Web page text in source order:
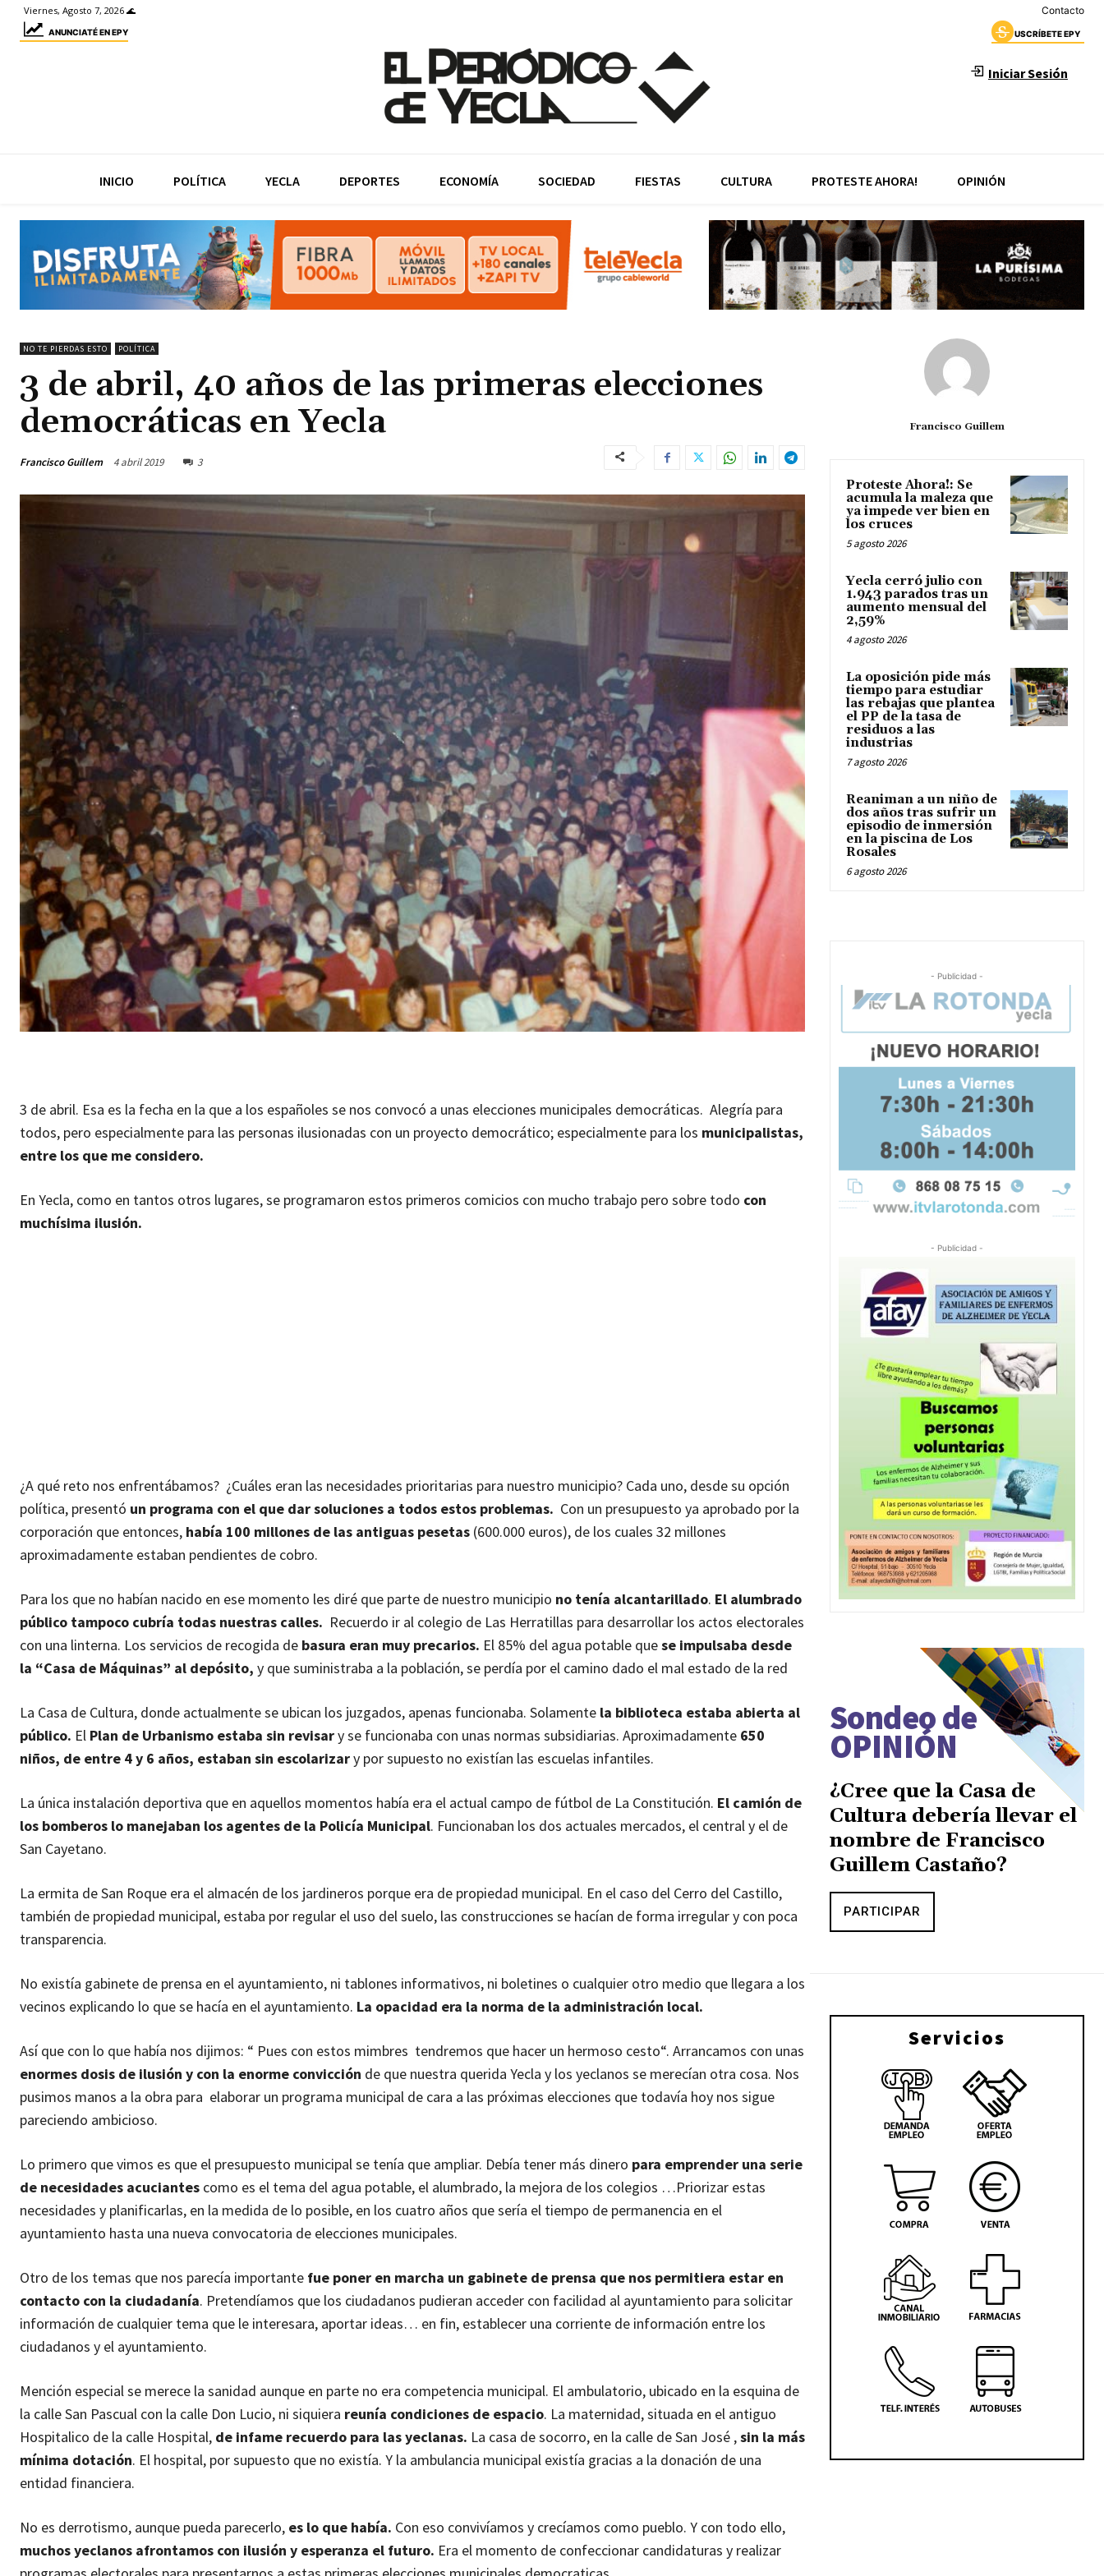
Viernes, Agosto 7, 2026 🌊 Contacto
ANUNCIATÉ EN EPY USCRÍBETE EPY
Iniciar Sesión
INICIO POLÍTICA YECLA DEPORTES ECONOMÍA SOCIEDAD FIESTAS CULTURA PROTESTE AHORA! OPINIÓN
NO TE PIERDAS ESTO POLÍTICA
3 de abril, 40 años de las primeras elecciones
democráticas en Yecla
Francisco Guillem 4 abril 2019 3
3 de abril. Esa es la fecha en la que a los españoles se nos convocó a unas elecciones municipales democráticas. Alegría para
todos, pero especialmente para las personas ilusionadas con un proyecto democrático; especialmente para los municipalistas,
entre los que me considero.
En Yecla, como en tantos otros lugares, se programaron estos primeros comicios con mucho trabajo pero sobre todo con
muchísima ilusión.
¿A qué reto nos enfrentábamos? ¿Cuáles eran las necesidades prioritarias para nuestro municipio? Cada uno, desde su opción
política, presentó un programa con el que dar soluciones a todos estos problemas. Con un presupuesto ya aprobado por la
corporación que entonces, había 100 millones de las antiguas pesetas (600.000 euros), de los cuales 32 millones
aproximadamente estaban pendientes de cobro.
Para los que no habían nacido en ese momento les diré que parte de nuestro municipio no tenía alcantarillado. El alumbrado
público tampoco cubría todas nuestras calles. Recuerdo ir al colegio de Las Herratillas para desarrollar los actos electorales
con una linterna. Los servicios de recogida de basura eran muy precarios. El 85% del agua potable quese impulsaba desde
la “Casa de Máquinas” al depósito, y que suministraba a la población, se perdía por el camino dado el mal estado de la red
La Casa de Cultura, donde actualmente se ubican los juzgados, apenas funcionaba. Solamente la biblioteca estaba abierta al
público. El Plan de Urbanismo estaba sin revisary se funcionaba con unas normas subsidiarias. Aproximadamente 650
niños, de entre 4 y 6 años, estaban sin escolarizary por supuesto no existían las escuelas infantiles.
La única instalación deportiva que en aquellos momentos había era el actual campo de fútbol de La Constitución. El camión de
los bomberos lo manejaban los agentes de la Policía Municipal. Funcionaban los dos actuales mercados, el central y el de
San Cayetano.
La ermita de San Roque era el almacén de los jardineros porque era de propiedad municipal. En el caso del Cerro del Castillo,
también de propiedad municipal, estaba por regular el uso del suelo, las construcciones se hacían de forma irregular y con poca
transparencia.
No existía gabinete de prensa en el ayuntamiento, ni tablones informativos, ni boletines o cualquier otro medio que llegara a los
vecinos explicando lo que se hacía en el ayuntamiento. La opacidad era la norma de la administración local.
Así que con lo que había nos dijimos: “ Pues con estos mimbres tendremos que hacer un hermoso cesto“. Arrancamos con unas
enormes dosis de ilusión y con la enorme convicción de que nuestra querida Yecla y los yeclanos se merecían otra cosa. Nos
pusimos manos a la obra para elaborar un programa municipal de cara a las próximas elecciones que todavía hoy nos sigue
pareciendo ambicioso.
Lo primero que vimos es que el presupuesto municipal se tenía que ampliar. Debía tener más dinero para emprender una serie
de necesidades acuciantes como es el tema del agua potable, el alumbrado, la mejora de los colegios …Priorizar estas
necesidades y planificarlas, en la medida de lo posible, en los cuatro años que sería el tiempo de permanencia en el
ayuntamiento hasta una nueva convocatoria de elecciones municipales.
Otro de los temas que nos parecía importante fue poner en marcha un gabinete de prensa que nos permitiera estar en
contacto con la ciudadanía. Pretendíamos que los ciudadanos pudieran acceder con facilidad al ayuntamiento para solicitar
información de cualquier tema que le interesara, aportar ideas… en fin, establecer una corriente de información entre los
ciudadanos y el ayuntamiento.
Mención especial se merece la sanidad aunque en parte no era competencia municipal. El ambulatorio, ubicado en la esquina de
la calle San Pascual con la calle Don Lucio, ni siquiera reunía condiciones de espacio. La maternidad, situada en el antiguo
Hospitalico de la calle Hospital, de infame recuerdo para las yeclanas. La casa de socorro, en la calle de San José ,sin la más
mínima dotación. El hospital, por supuesto que no existía. Y la ambulancia municipal existía gracias a la donación de una
entidad financiera.
No es derrotismo, aunque pueda parecerlo, es lo que había. Con eso convivíamos y crecíamos como pueblo. Y con todo ello,
muchos yeclanos afrontamos con ilusión y esperanza el futuro. Era el momento de confeccionar candidaturas y realizar
Francisco Guillem
Proteste Ahora!: Se
acumula la maleza que
ya impede ver bien en
los cruces
5 agosto 2026
Yecla cerró julio con
1.943 parados tras un
aumento mensual del
2,59%
4 agosto 2026
La oposición pide más
tiempo para estudiar
las rebajas que plantea
el PP de la tasa de
residuos a las
industrias
7 agosto 2026
Reaniman a un niño de
dos años tras sufrir un
episodio de inmersión
en la piscina de Los
Rosales
6 agosto 2026
- Publicidad -
- Publicidad -
Sondeo de
OPINIÓN
¿Cree que la Casa de
Cultura debería llevar el
nombre de Francisco
Guillem Castaño?
PARTICIPAR
Servicios